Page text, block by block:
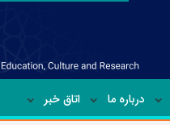
درباره ما اتاق خبر